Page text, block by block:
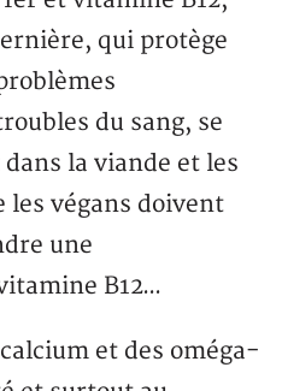
qui protège
du sang, se
la viande et les
les végans doivent
une
B12…
et des oméga-